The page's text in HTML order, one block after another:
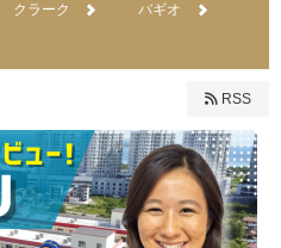
クラーク バギオ
RSS